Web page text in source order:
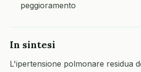
peggioramento
In sintesi
L'ipertensione polmonare residua